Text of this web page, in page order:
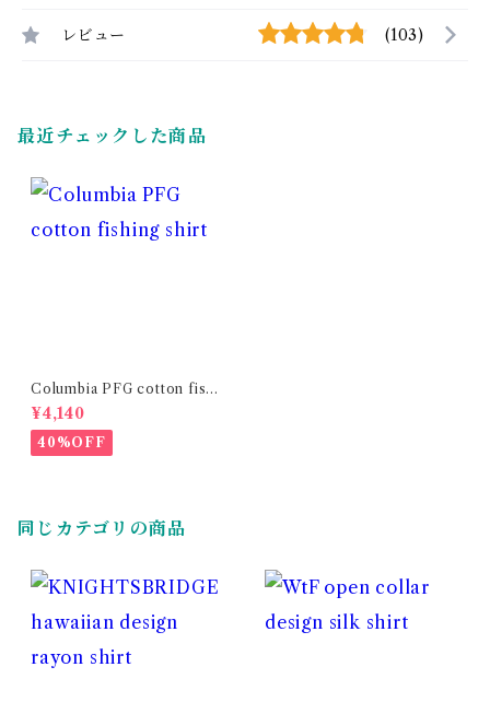
レビュー (103)
最近チェックした商品
Columbia PFG cotton fishi
ng shirt
¥4,140
40%OFF
同じカテゴリの商品